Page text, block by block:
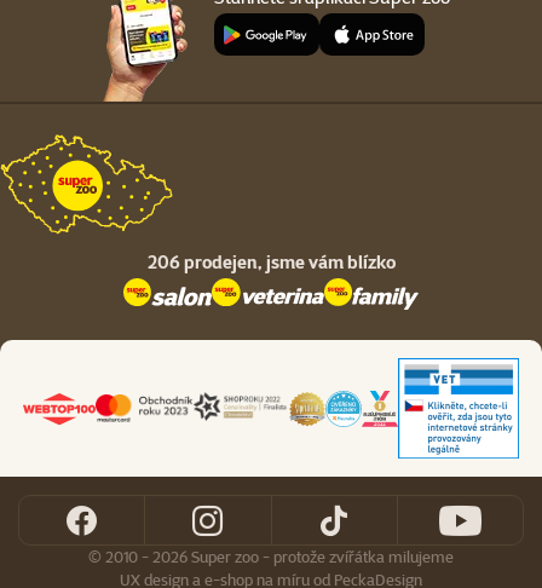
206 prodejen, jsme vám blízko
© 2010 - 2026 Super zoo - protože zvířátka milujeme
UX designae-shop na míruod PeckaDesign